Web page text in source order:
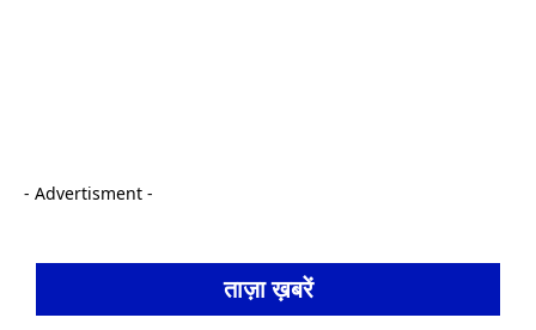
- Advertisment -
ताज़ा ख़बरें